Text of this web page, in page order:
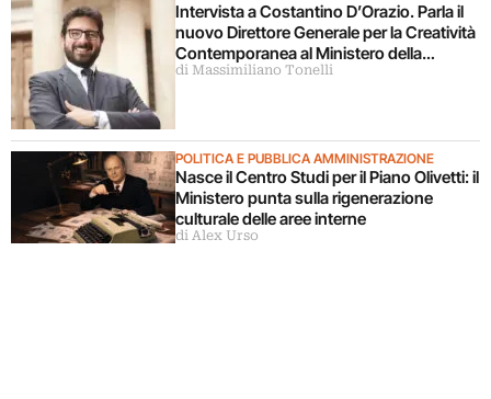
Intervista a Costantino D’Orazio. Parla il
nuovo Direttore Generale per la Creatività
Contemporanea al Ministero della
Cultura
di Massimiliano Tonelli
POLITICA E PUBBLICA AMMINISTRAZIONE
Nasce il Centro Studi per il Piano Olivetti: il
Ministero punta sulla rigenerazione
culturale delle aree interne
di Alex Urso